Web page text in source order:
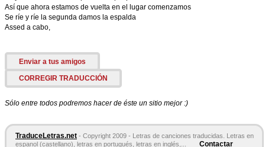
Así que ahora estamos de vuelta en el lugar comenzamos
Se ríe y ríe la segunda damos la espalda
Assed a cabo,
Enviar a tus amigos
CORREGIR TRADUCCIÓN
Sólo entre todos podremos hacer de éste un sitio mejor :)
TraduceLetras.net - Copyright 2009 - Letras de canciones traducidas. Letras en
espanol (castellano), letras en portugués, letras en inglés,...
Contactar